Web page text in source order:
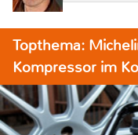
Topthema:
Kompressor im